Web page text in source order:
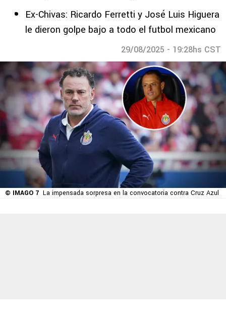
Ex-Chivas: Ricardo Ferretti y José Luis Higuera
le dieron golpe bajo a todo el futbol mexicano
29/08/2025 - 19:28hs CST
© IMAGO 7 La impensada sorpresa en la convocatoria contra Cruz Azul